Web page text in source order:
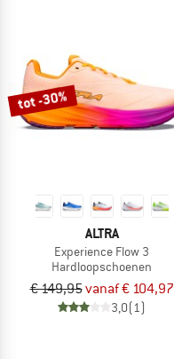
tot -30%
ALTRA
Experience Flow 3
Hardloopschoenen
€ 149,95vanaf € 104,97
3,0(1)